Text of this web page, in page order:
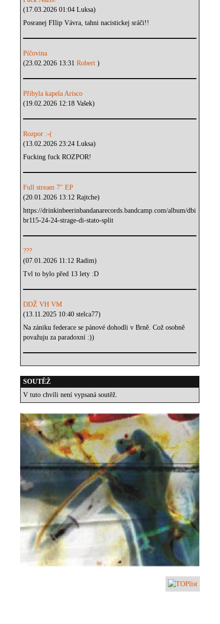
(17.03.2026 01:04 Luksa)
Posranej FIlip Vávra, tahni nacistickej sráči!!
Píčovina
(23.02.2026 13:31Robert)
Přibyla kapela Arisco
(19.02.2026 12:18 Vašek)
Rozpor :-(
(13.02.2026 23:24 Luksa)
Fucking fuck ROZPOR!
Full stream 7" EP
(20.01.2026 13:12 Rajtche)
https://drinkinbeerinbandanarecords.bandcamp.com/album/dbi
br115-24-24-strage-di-stato-split
???
(07.01.2026 11:12 Radim)
Tvl to bylo před 13 lety :D
DDŽ VH VM
(13.11.2025 10:40 stelca77)
Na zániku federace se pánové dohodli v Brně. Což osobně
považuju za paradoxní :))
SOUTĚŽ
V tuto chvíli není vypsaná soutěž.